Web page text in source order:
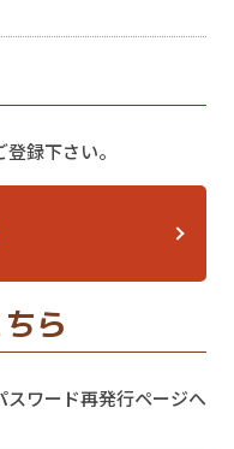
録下さい。
ら
スワード再発行ページへ